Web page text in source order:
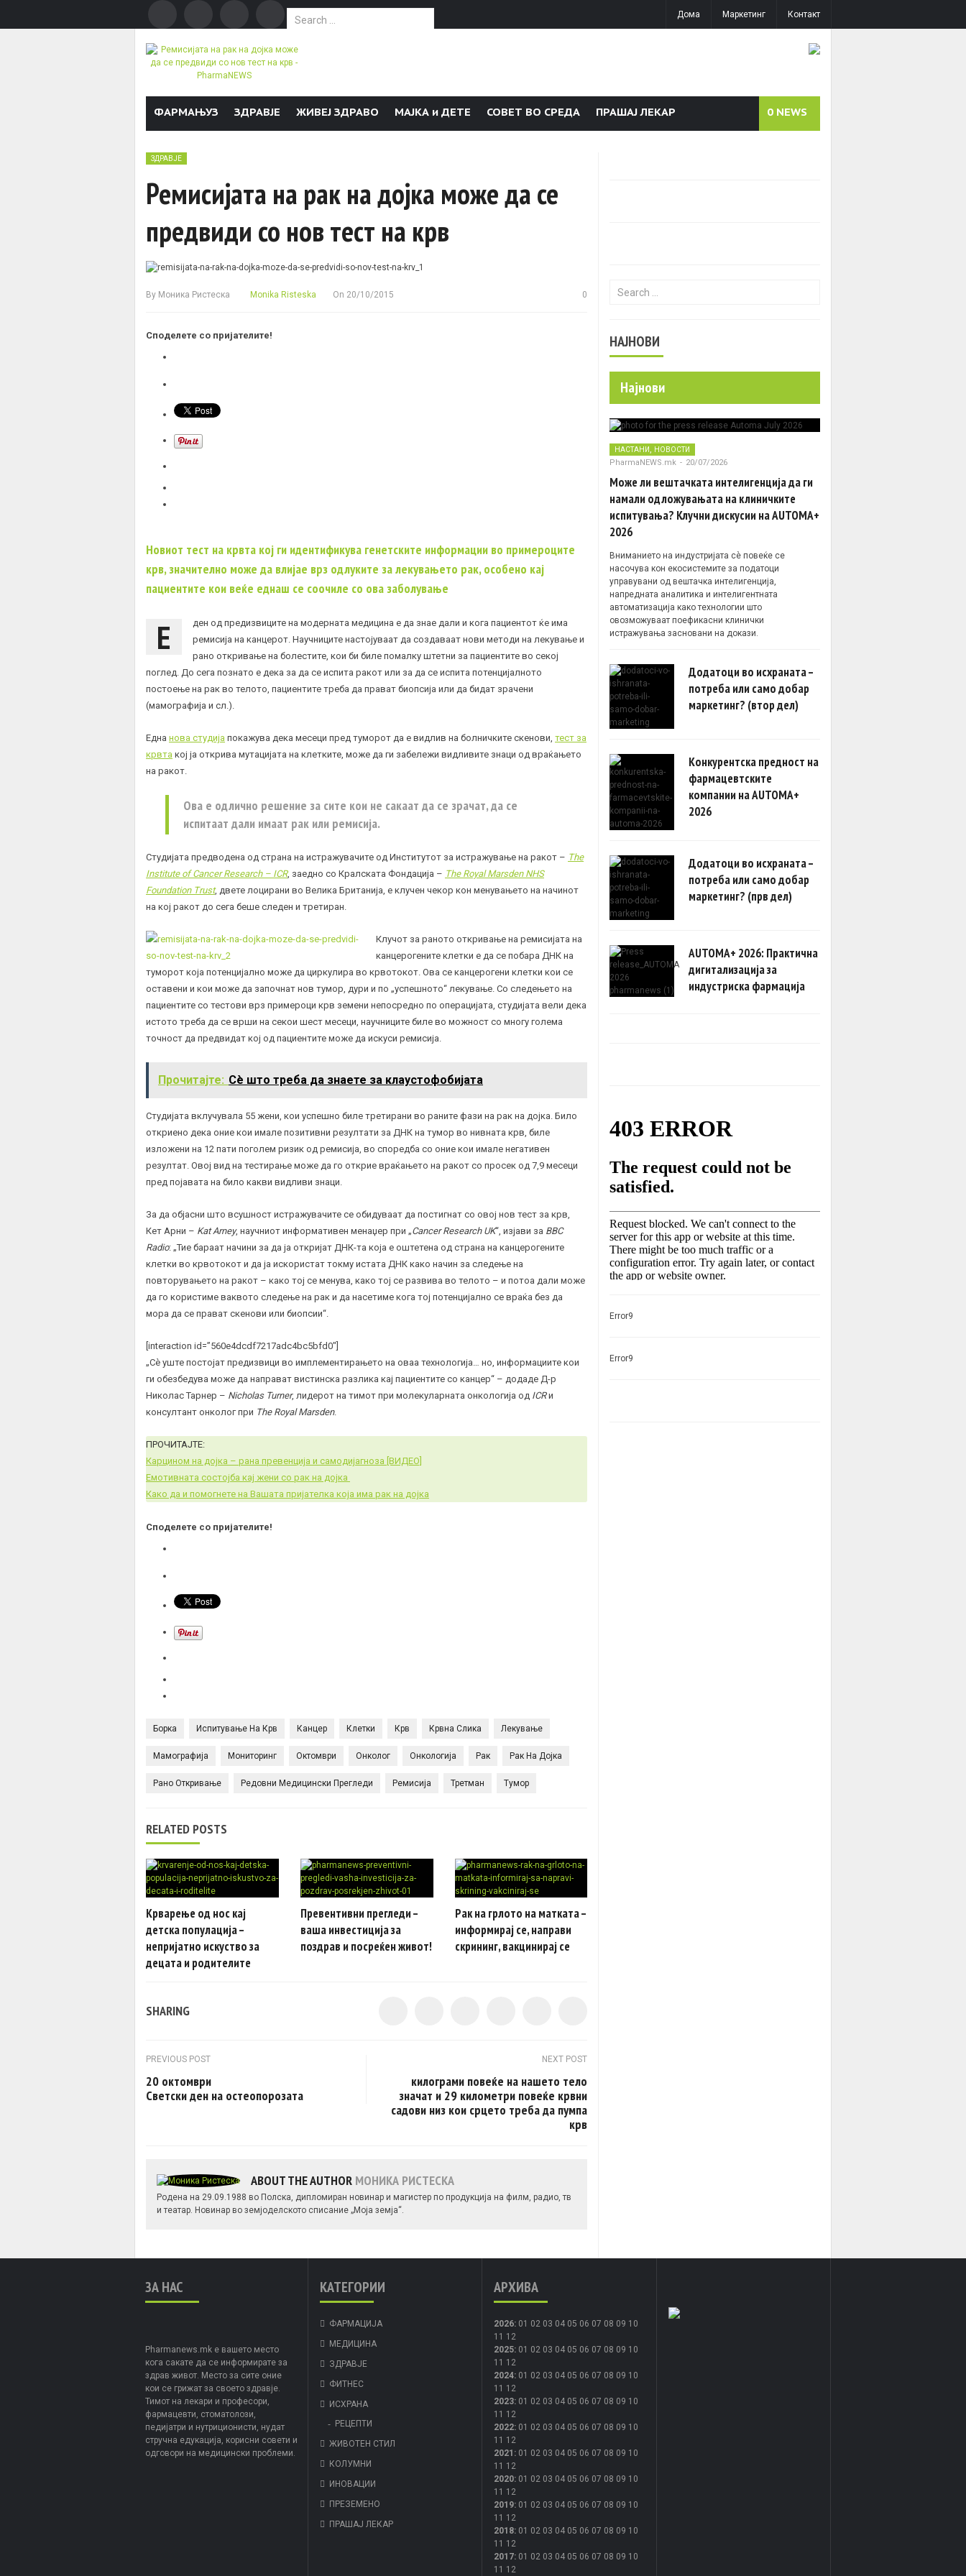
Search for:
Дома Маркетинг Контакт
ФАРМАЊУЗ ЗДРАВЈЕ ЖИВЕЈ ЗДРАВО МАЈКА и ДЕТЕ СОВЕТ ВО СРЕДА ПРАШАЈ ЛЕКАР 0 NEWS
ЗДРАВЈЕ
Ремисијата на рак на дојка може да се
предвиди со нов тест на крв
By Моника Ристеска Monika Risteska On 20/10/2015 0
Споделете со пријателите!
Новиот тест на крвта кој ги идентификува генетските информации во примероците
крв, значително може да влијае врз одлуките за лекувањето рак, особено кај
пациентите кои веќе еднаш се соочиле со ова заболување
Е
ден од предизвиците на модерната медицина е да знае дали и кога пациентот ќе има
ремисија на канцерот. Научниците настојуваат да создаваат нови методи на лекување и
рано откривање на болестите, кои би биле помалку штетни за пациентите во секој
поглед. До сега познато е дека за да се испита ракот или за да се испита потенцијалното
постоење на рак во телото, пациентите треба да прават биопсија или да бидат зрачени
(мамографија и сл.).
Една нова студија покажува дека месеци пред туморот да е видлив на болничките скенови, тест за
крвта кој ја открива мутацијата на клетките, може да ги забележи видливите знаци од враќањето
на ракот.
Ова е одлично решение за сите кои не сакаат да се зрачат, да се
испитаат дали имаат рак или ремисија.
Студијата предводена од страна на истражувачите од Институтот за истражување на ракот – The
Institute of Cancer Research – ICR, заедно со Кралската Фондација – The Royal Marsden NHS
Foundation Trust, двете лоцирани во Велика Британија, е клучен чекор кон менувањето на начинот
на кој ракот до сега беше следен и третиран.
Клучот за раното откривање на ремисијата на
канцерогените клетки е да се побара ДНК на
туморот која потенцијално може да циркулира во крвотокот. Ова се канцерогени клетки кои се
оставени и кои може да започнат нов тумор, дури и по „успешното“ лекување. Со следењето на
пациентите со тестови врз примероци крв земени непосредно по операцијата, студијата вели дека
истото треба да се врши на секои шест месеци, научниците биле во можност со многу голема
точност да предвидат кој од пациентите може да искуси ремисија.
Прочитајте: Сè што треба да знаете за клаустофобијата
Студијата вклучувала 55 жени, кои успешно биле третирани во раните фази на рак на дојка. Било
откриено дека оние кои имале позитивни резултати за ДНК на тумор во нивната крв, биле
изложени на 12 пати поголем ризик од ремисија, во споредба со оние кои имале негативен
резултат. Овој вид на тестирање може да го открие враќањето на ракот со просек од 7,9 месеци
пред појавата на било какви видливи знаци.
За да објасни што всушност истражувачите се обидуваат да постигнат со овој нов тест за крв,
Кет Арни – Kat Arney, научниот информативен менаџер при „Cancer Research UK“, изјави за BBC
Radio: „Тие бараат начини за да ја откријат ДНК-та која е оштетена од страна на канцерогените
клетки во крвотокот и да ја искористат токму истата ДНК како начин за следење на
повторувањето на ракот – како тој се менува, како тој се развива во телото – и потоа дали може
да го користиме ваквото следење на рак и да насетиме кога тој потенцијално се враќа без да
мора да се прават скенови или биопсии“.
[interaction id=”560e4dcdf7217adc4bc5bfd0″]
„Сè уште постојат предизвици во имплементирањето на оваа технологија… но, информациите кои
ги обезбедува може да направат вистинска разлика кај пациентите со канцер“ – додаде Д-р
Николас Тарнер – Nicholas Turner, лидерот на тимот при молекуларната онкологија од ICRи
консултант онколог при The Royal Marsden.
ПРОЧИТАЈТЕ:
Карцином на дојка – рана превенција и самодијагноза [ВИДЕО]
Емотивната состојба кај жени со рак на дојка
Како да и помогнете на Вашата пријателка која има рак на дојка
Споделете со пријателите!
Борка Испитување На Крв Канцер Клетки Крв Крвна Слика Лекување
Мамографија Мониторинг Октомври Онколог Онкологија Рак Рак На Дојка
Рано Откривање Редовни Медицински Прегледи Ремисија Третман Тумор
RELATED POSTS
Крварење од нос кај
детска популација –
непријатно искуство за
децата и родителите
Превентивни прегледи –
ваша инвестиција за
поздрав и посреќен живот!
Рак на грлото на матката –
информирај се, направи
скрининг, вакцинирај се
SHARING
Post navigation
PREVIOUS POST
20 октомври
Светски ден на остеопорозата
NEXT POST
килограми повеќе на нашето тело
значат и 29 километри повеќе крвни
садови низ кои срцето треба да пумпа
крв
ABOUT THE AUTHOR МОНИКА РИСТЕСКА
Родена на 29.09.1988 во Полска, дипломиран новинар и магистер по продукција на филм, радио, тв
и театар. Новинар во земјоделското списание „Моја земја“.
Search for:
НАЈНОВИ
Најнови
НАСТАНИ , НОВОСТИ
PharmaNEWS.mk - 20/07/2026
Може ли вештачката интелигенција да ги
намали одложувањата на клиничките
испитувања? Клучни дискусии на AUTOMA+
2026
Вниманието на индустријата сè повеќе се
насочува кон екосистемите за податоци
управувани од вештачка интелигенција,
напредната аналитика и интелигентната
автоматизација како технологии што
овозможуваат поефикасни клинички
истражувања засновани на докази.
Додатоци во исхраната –
потреба или само добар
маркетинг? (втор дел)
Конкурентска предност на
фармацевтските
компании на AUTOMA+
2026
Додатоци во исхраната –
потреба или само добар
маркетинг? (прв дел)
AUTOMA+ 2026: Практична
дигитализација за
индустриска фармација
Error9
Error9
ЗА НАС
Pharmanews.mk е вашето место
кога сакате да се информирате за
здрав живот. Место за сите оние
кои се грижат за своето здравје.
Тимот на лекари и професори,
фармацевти, стоматолози,
педијатри и нутриционисти, нудат
стручна едукација, корисни совети и
одговори на медицински проблеми.
КАТЕГОРИИ
ФАРМАЦИЈА
МЕДИЦИНА
ЗДРАВЈЕ
ФИТНЕС
ИСХРАНА
РЕЦЕПТИ
ЖИВОТЕН СТИЛ
КОЛУМНИ
ИНОВАЦИИ
ПРЕЗЕМЕНО
ПРАШАЈ ЛЕКАР
АРХИВА
2026: 01 02 03 04 05 06 07 08 09 10
11 12
2025: 01 02 03 04 05 06 07 08 09 10
11 12
2024: 01 02 03 04 05 06 07 08 09 10
11 12
2023: 01 02 03 04 05 06 07 08 09 10
11 12
2022: 01 02 03 04 05 06 07 08 09 10
11 12
2021 : 01 02 03 04 05 06 07 08 09 10
11 12
2020: 01 02 03 04 05 06 07 08 09 10
11 12
2019: 01 02 03 04 05 06 07 08 09 10
11 12
2018: 01 02 03 04 05 06 07 08 09 10
11 12
2017: 01 02 03 04 05 06 07 08 09 10
11 12